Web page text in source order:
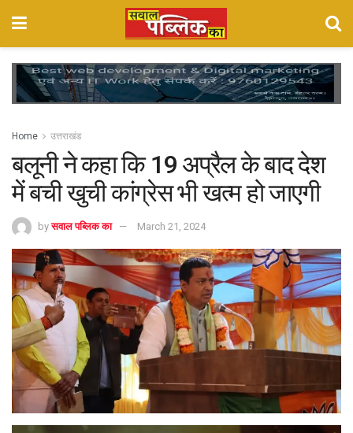
Home उत्तराखंड
बलूनी ने कहा कि 19 अप्रैल के बाद देश
में बची खुची कांग्रेस भी खत्म हो जाएगी
by सवाल पब्लिक का March 21, 2024